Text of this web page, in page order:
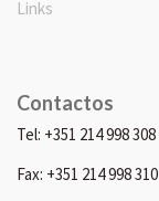
Links
Contactos
Tel: +351 214 998 308
Fax: +351 214 998 310